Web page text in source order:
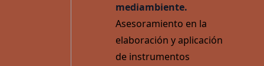
mediambiente.
Asesoramiento en la
elaboración y aplicación
de instrumentos